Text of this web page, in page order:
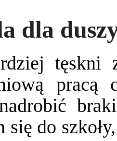
dla
tęskni
się do